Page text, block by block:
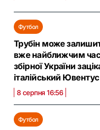
Футбол
Трубін може
вже найближчим
збірної України
італійський Ювентус
8 серпня 16:56
Футбол